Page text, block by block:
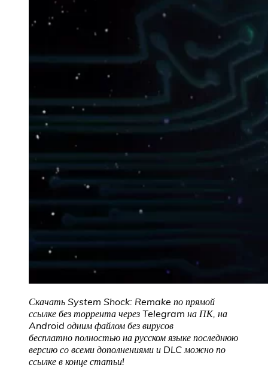
Скачать System Shock: Remake по прямой
ссылке без торрента через Telegram на ПК, на
Android одним файлом без вирусов
бесплатно полностью на русском языке последнюю
версию со всеми дополнениями и DLC можно по
ссылке в конце статьи!